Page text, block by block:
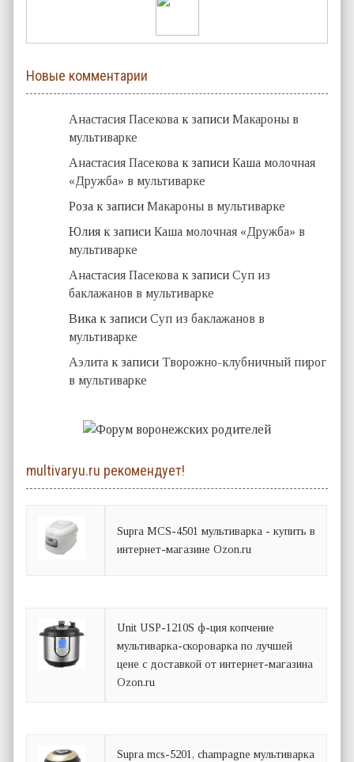
Новые комментарии
Анастасия Пасекова к записиМакароны в
мультиварке
Анастасия Пасекова к записиКаша молочная
«Дружба» в мультиварке
Роза к записиМакароны в мультиварке
Юлия к записиКаша молочная «Дружба» в
мультиварке
Анастасия Пасекова к записиСуп из
баклажанов в мультиварке
Вика к записиСуп из баклажанов в
мультиварке
Аэлита к записиТворожно-клубничный пирог
в мультиварке
multivaryu.ru рекомендует!
Supra MCS-4501 мультиварка - купить в
интернет-магазине Ozon.ru
Unit USP-1210S ф-ция копчение
мультиварка-скороварка по лучшей
цене с доставкой от интернет-магазина
Ozon.ru
Supra mcs-5201, champagne мультиварка